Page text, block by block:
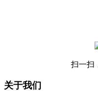
扫一扫
关于我们